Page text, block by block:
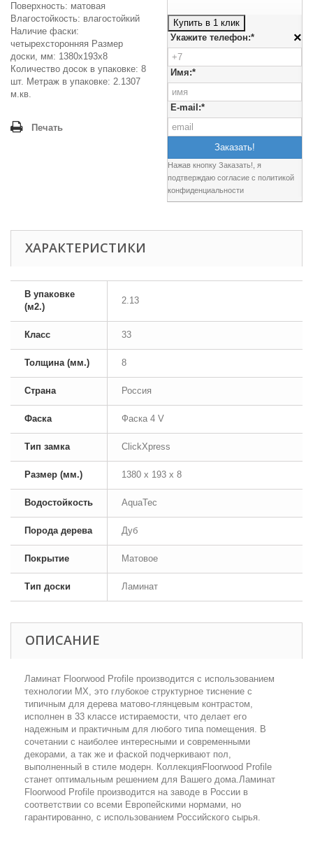
Поверхность: матовая
Влагостойкость: влагостойкий
Наличие фаски:
четырехсторонняя Размер
доски, мм: 1380х193х8
Количество досок в упаковке: 8
шт. Метраж в упаковке: 2.1307
м.кв.
Печать
Купить в 1 клик
×
Укажите телефон:*
Имя:*
E-mail:*
Нажав кнопку Заказать!, я
подтверждаю согласие c политикой
конфиденциальности
ХАРАКТЕРИСТИКИ
В упаковке
(м2.)
2.13
Класс 33
Толщина (мм.) 8
Страна Россия
Фаска Фаска 4 V
Тип замка ClickXpress
Размер (мм.) 1380 х 193 х 8
Водостойкость AquaTec
Порода дерева Дуб
Покрытие Матовое
Тип доски Ламинат
ОПИСАНИЕ
Ламинат Floorwood Profile производится с использованием
технологии MX, это глубокое структурное тиснение с
типичным для дерева матово-глянцевым контрастом,
исполнен в 33 классе истираемости, что делает его
надежным и практичным для любого типа помещения. В
сочетании с наиболее интересными и современными
декорами, а так же и фаской подчеркивают пол,
выполненный в стиле модерн. КоллекцияFloorwood Profile
станет оптимальным решением для Вашего дома.Ламинат
Floorwood Profile производится на заводе в России в
соответствии со всеми Европейскими нормами, но
гарантированно, с использованием Российского сырья.